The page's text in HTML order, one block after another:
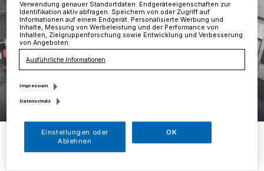
Das Waschbrett ist Geschichte
Verwendung genauer Standortdaten. Endgeräteeigenschaften zur
Identifikation aktiv abfragen. Speichern von oder Zugriff auf
Informationen auf einem Endgerät. Personalisierte Werbung und
Inhalte, Messung von Werbeleistung und der Performance von
Inhalten, Zielgruppenforschung sowie Entwicklung und Verbesserung
von Angeboten.
Ausführliche Informationen
Impressum
Datenschutz
Einstellungen oder
Ablehnen
OK